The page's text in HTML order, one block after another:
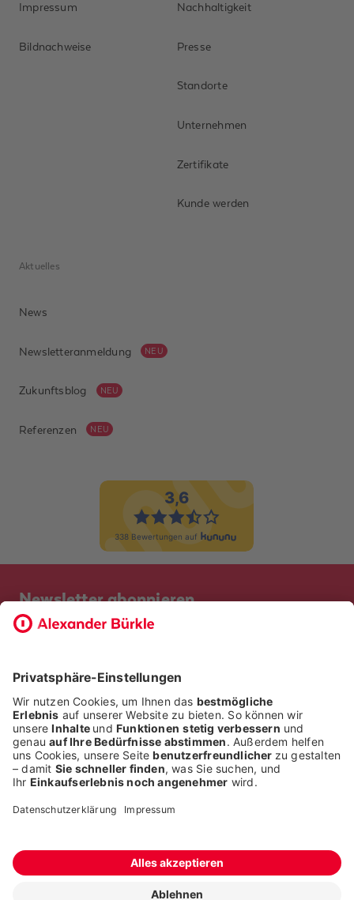
Impressum
Bildnachweise
Nachhaltigkeit
Presse
Standorte
Unternehmen
Zertifikate
Kunde werden
Aktuelles
News
Newsletteranmeldung NEU
Zukunftsblog NEU
Referenzen NEU
Newsletter abonnieren
Bevor Sie sich anmelden, möchten wir wissen, ob Sie bereits
ICH BIN BEREITS KUNDE
ICH BIN KEIN KUNDE